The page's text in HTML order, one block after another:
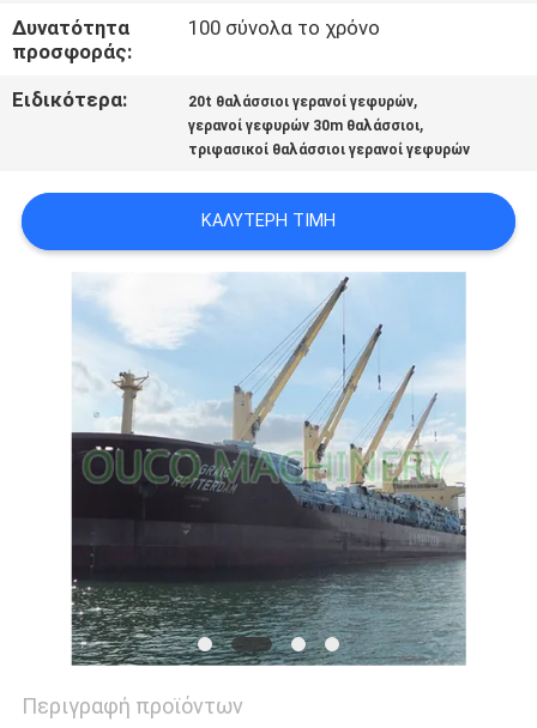
ΕΙΔΉΣΕΙΣ
CONTACT
US
SITEMAP
ΠΟΛΙΤΙΚΉ
ΑΠΟΡΡΉΤΟΥ
Δυνατότητα
προσφοράς:
100 σύνολα το χρόνο
Ειδικότερα: 20t θαλάσσιοι γερανοί γεφυρών,
γερανοί γεφυρών 30m θαλάσσιοι,
τριφασικοί θαλάσσιοι γερανοί γεφυρών
ΚΑΛΎΤΕΡΗ ΤΙΜΉ
Περιγραφή προϊόντων